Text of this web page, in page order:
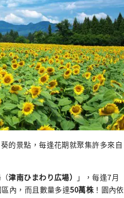
的景點，每逢花期就聚集許多來自
（津南ひまわり広場）
」，每逢7月
內，而且數量多達50萬株 ！園內依